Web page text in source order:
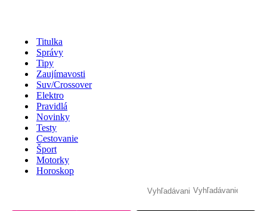
Titulka
Správy
Tipy
Zaujímavosti
Suv/Crossover
Elektro
Pravidlá
Novinky
Testy
Cestovanie
Šport
Motorky
Horoskop